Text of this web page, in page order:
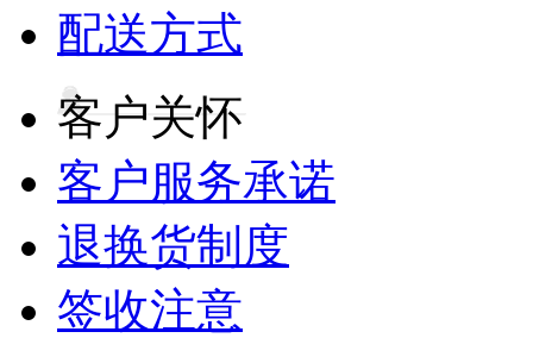
配送方式
客户关怀
客户服务承诺
退换货制度
签收注意